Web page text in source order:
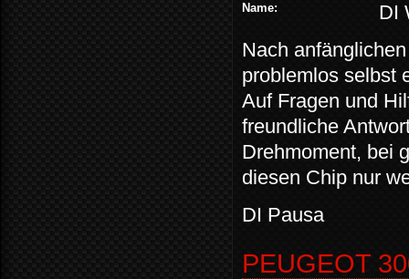
Name:
DI
Nach
problemlos selbst
Auf Fragen und
freundliche
Drehmoment, bei
diesen Chip nur
DI Pausa
PEUGEOT